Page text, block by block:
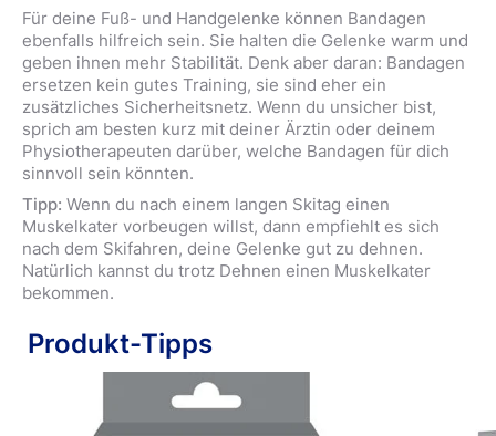
Für deine Fuß- und Handgelenke können Bandagen
ebenfalls hilfreich sein. Sie halten die Gelenke warm und
geben ihnen mehr Stabilität. Denk aber daran: Bandagen
ersetzen kein gutes Training, sie sind eher ein
zusätzliches Sicherheitsnetz. Wenn du unsicher bist,
sprich am besten kurz mit deiner Ärztin oder deinem
Physiotherapeuten darüber, welche Bandagen für dich
sinnvoll sein könnten.
Tipp: Wenn du nach einem langen Skitag einen
Muskelkater vorbeugen willst, dann empfiehlt es sich
nach dem Skifahren, deine Gelenke gut zu dehnen.
Natürlich kannst du trotz Dehnen einen Muskelkater
bekommen.
Produkt-Tipps